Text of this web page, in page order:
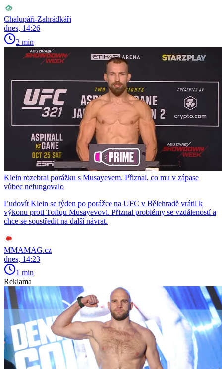
Chalupáři-Zahrádkáři
dnes, 14:26
2 min
Klein rozebral porážku s Musayevem. Přiznal, co mu v zápase
vůbec nefungovalo
Ľudovít Klein se týden po porážce na UFC v Bělehradě vrátil k
výkonu proti Tofiqu Musayevovi. Přiznal problémy se vzdáleností a
chce se soustředit na další návrat.
MMAMAG.cz
dnes, 14:23
1 min
Reklama